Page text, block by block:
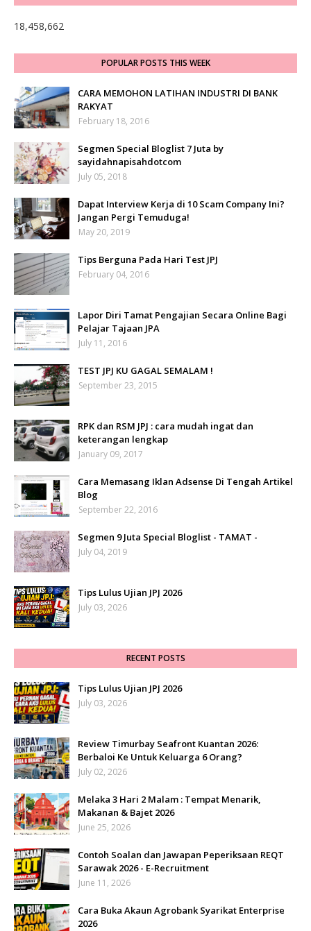
18,458,662
POPULAR POSTS THIS WEEK
CARA MEMOHON LATIHAN INDUSTRI DI BANK
RAKYAT
February 18, 2016
Segmen Special Bloglist 7 Juta by
sayidahnapisahdotcom
July 05, 2018
Dapat Interview Kerja di 10 Scam Company Ini?
Jangan Pergi Temuduga!
May 20, 2019
Tips Berguna Pada Hari Test JPJ
February 04, 2016
Lapor Diri Tamat Pengajian Secara Online Bagi
Pelajar Tajaan JPA
July 11, 2016
TEST JPJ KU GAGAL SEMALAM !
September 23, 2015
RPK dan RSM JPJ : cara mudah ingat dan
keterangan lengkap
January 09, 2017
Cara Memasang Iklan Adsense Di Tengah Artikel
Blog
September 22, 2016
Segmen 9 Juta Special Bloglist - TAMAT -
July 04, 2019
Tips Lulus Ujian JPJ 2026
July 03, 2026
RECENT POSTS
Tips Lulus Ujian JPJ 2026
July 03, 2026
Review Timurbay Seafront Kuantan 2026:
Berbaloi Ke Untuk Keluarga 6 Orang?
July 02, 2026
Melaka 3 Hari 2 Malam : Tempat Menarik,
Makanan & Bajet 2026
June 25, 2026
Contoh Soalan dan Jawapan Peperiksaan REQT
Sarawak 2026 - E-Recruitment
June 11, 2026
Cara Buka Akaun Agrobank Syarikat Enterprise
2026